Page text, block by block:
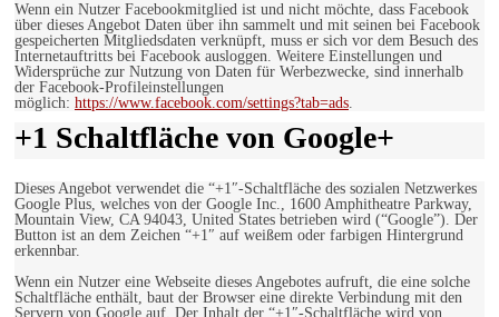
Wenn ein Nutzer Facebookmitglied ist und nicht möchte, dass Facebook
über dieses Angebot Daten über ihn sammelt und mit seinen bei Facebook
gespeicherten Mitgliedsdaten verknüpft, muss er sich vor dem Besuch des
Internetauftritts bei Facebook ausloggen. Weitere Einstellungen und
Widersprüche zur Nutzung von Daten für Werbezwecke, sind innerhalb
der Facebook-Profileinstellungen
möglich: https://www.facebook.com/settings?tab=ads.
+1 Schaltfläche von Google+
Dieses Angebot verwendet die “+1″-Schaltfläche des sozialen Netzwerkes
Google Plus, welches von der Google Inc., 1600 Amphitheatre Parkway,
Mountain View, CA 94043, United States betrieben wird (“Google”). Der
Button ist an dem Zeichen “+1″ auf weißem oder farbigen Hintergrund
erkennbar.
Wenn ein Nutzer eine Webseite dieses Angebotes aufruft, die eine solche
Schaltfläche enthält, baut der Browser eine direkte Verbindung mit den
Servern von Google auf. Der Inhalt der “+1″-Schaltfläche wird von